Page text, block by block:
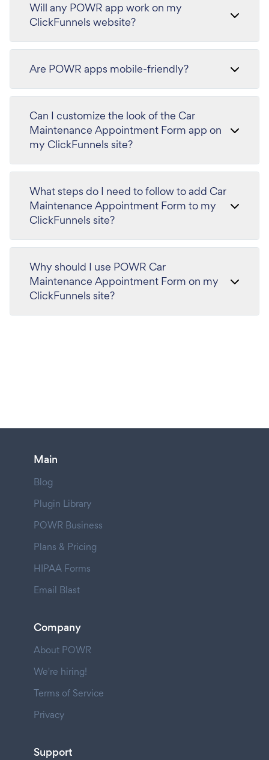
Will any POWR app work on my
ClickFunnels website?
Are POWR apps mobile-friendly?
Can I customize the look of the Car
Maintenance Appointment Form app on
my ClickFunnels site?
What steps do I need to follow to add Car
Maintenance Appointment Form to my
ClickFunnels site?
Why should I use POWR Car
Maintenance Appointment Form on my
ClickFunnels site?
Main
Blog
Plugin Library
POWR Business
Plans & Pricing
HIPAA Forms
Email Blast
Company
About POWR
We're hiring!
Terms of Service
Privacy
Support